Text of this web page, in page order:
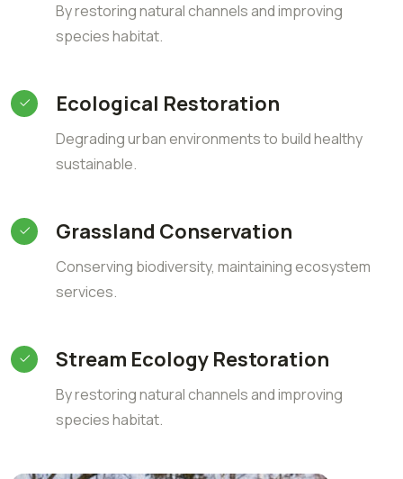
By restoring natural channels and improving
species habitat.
Ecological Restoration
Degrading urban environments to build healthy
sustainable.
Grassland Conservation
Conserving biodiversity, maintaining ecosystem
services.
Stream Ecology Restoration
By restoring natural channels and improving
species habitat.